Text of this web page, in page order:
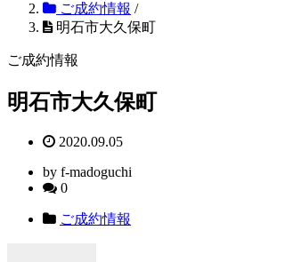
ご成約情報 /
明石市大久保町
ご成約情報
明石市大久保町
2020.09.05
by f-madoguchi
0
ご成約情報